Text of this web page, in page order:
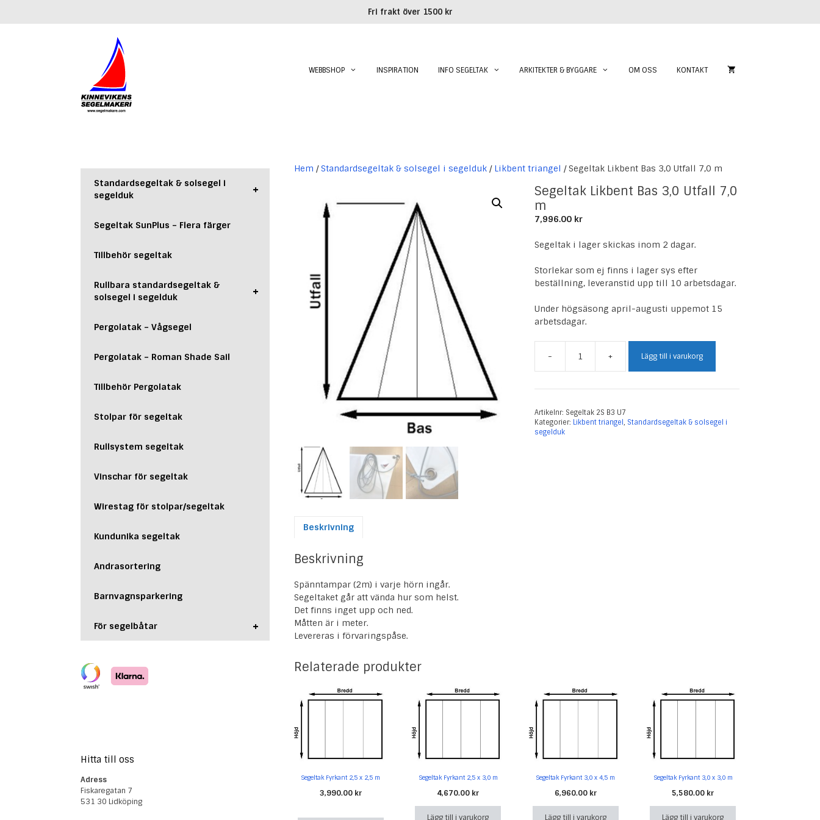
Fri frakt över 1500 kr
WEBBSHOP INSPIRATION INFO SEGELTAK ARKITEKTER & BYGGARE OM OSS KONTAKT
Hem /Standardsegeltak & solsegel i segelduk / Likbent triangel / Segeltak Likbent Bas 3,0 Utfall 7,0 m
Segeltak Likbent Bas 3,0 Utfall 7,0
m
7,996.00 kr
Segeltak i lager skickas inom 2 dagar.
Storlekar som ej finns i lager sys efter
beställning, leveranstid upp till 10 arbetsdagar.
Under högsäsong april-augusti uppemot 15
arbetsdagar.
-
Likbent
Bas
Utfall
7,0
+ Lägg till i varukorg
Artikelnr: Segeltak 2S B3 U7
Kategorier: Likbent triangel, Standardsegeltak & solsegel i
segelduk
Beskrivning
Beskrivning
Spänntampar (2m) i varje hörn ingår.
Segeltaket går att vända hur som helst.
Det finns inget upp och ned.
Måtten är i meter.
Levereras i förvaringspåse.
Relaterade produkter
Segeltak Fyrkant 2,5 x 2,5 m
3,990.00 kr
Segeltak Fyrkant 2,5 x 3,0 m
4,670.00 kr
Lägg till i varukorg
Segeltak Fyrkant 3,0 x 4,5 m
6,960.00 kr
Lägg till i varukorg
Segeltak Fyrkant 3,0 x 3,0 m
5,580.00 kr
Lägg till i varukorg
+
Standardsegeltak & solsegel i
segelduk
Segeltak SunPlus – Flera färger
Tillbehör segeltak
+
Rullbara standardsegeltak &
solsegel i segelduk
Pergolatak – Vågsegel
Pergolatak – Roman Shade Sail
Tillbehör Pergolatak
Stolpar för segeltak
Rullsystem segeltak
Vinschar för segeltak
Wirestag för stolpar/segeltak
Kundunika segeltak
Andrasortering
Barnvagnsparkering
+
För segelbåtar
Hitta till oss
Adress
Fiskaregatan 7
531 30 Lidköping